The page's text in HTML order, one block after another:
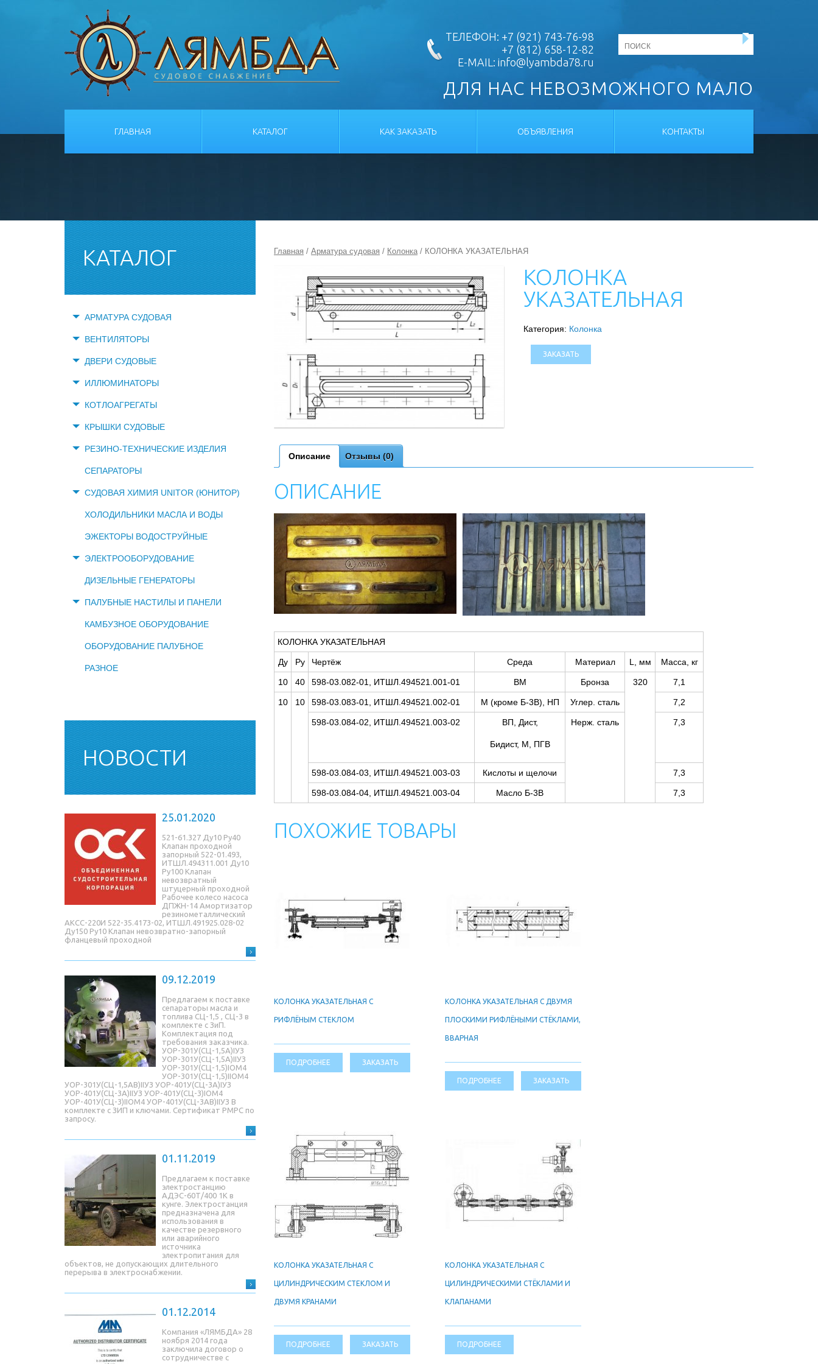
ТЕЛЕФОН: +7 (921) 743-76-98
+7 (812) 658-12-82
E-MAIL: info@lyambda78.ru
ДЛЯ НАС НЕВОЗМОЖНОГО МАЛО
ГЛАВНАЯ КАТАЛОГ КАК ЗАКАЗАТЬ ОБЪЯВЛЕНИЯ КОНТАКТЫ
КАТАЛОГ
АРМАТУРА СУДОВАЯ
ВЕНТИЛЯТОРЫ
ДВЕРИ СУДОВЫЕ
ИЛЛЮМИНАТОРЫ
КОТЛОАГРЕГАТЫ
КРЫШКИ СУДОВЫЕ
РЕЗИНО-ТЕХНИЧЕСКИЕ ИЗДЕЛИЯ
СЕПАРАТОРЫ
СУДОВАЯ ХИМИЯ UNITOR (ЮНИТОР)
ХОЛОДИЛЬНИКИ МАСЛА И ВОДЫ
ЭЖЕКТОРЫ ВОДОСТРУЙНЫЕ
ЭЛЕКТРООБОРУДОВАНИЕ
ДИЗЕЛЬНЫЕ ГЕНЕРАТОРЫ
ПАЛУБНЫЕ НАСТИЛЫ И ПАНЕЛИ
КАМБУЗНОЕ ОБОРУДОВАНИЕ
ОБОРУДОВАНИЕ ПАЛУБНОЕ
РАЗНОЕ
НОВОСТИ
25.01.2020
521-61.327 Ду10 Ру40
Клапан проходной
запорный 522-01.493,
ИТШЛ.494311.001 Ду10
Ру100 Клапан
невозвратный
штуцерный проходной
Рабочее колесо насоса
ДПЖН-14 Амортизатор
резинометаллический
АКСС-220И 522-35.4173-02, ИТШЛ.491925.028-02
Ду150 Ру10 Клапан невозвратно-запорный
фланцевый проходной
09.12.2019
Предлагаем к поставке
сепараторы масла и
топлива СЦ-1,5 , СЦ-3 в
комплекте с ЗиП.
Комплектация под
требования заказчика.
УОР-301У(СЦ-1,5A)IУЗ
УОР-301У(СЦ-1,5A)IIУЗ
УОР-301У(СЦ-1,5)IОМ4
УОР-301У(СЦ-1,5)IIОМ4
УОР-301У(СЦ-1,5AB)IIУЗ УОР-401У(СЦ-3A)IУЗ
УОР-401У(СЦ-3A)IIУЗ УОР-401У(СЦ-3)IОМ4
УОР-401У(СЦ-3)IIОМ4 УОР-401У(СЦ-3AB)IIУЗ В
комплекте с ЗИП и ключами. Сертификат РМРС по
запросу.
01.11.2019
Предлагаем к поставке
электростанцию
АДЭС-60Т/400 1К в
кунге. Электростанция
предназначена для
использования в
качестве резервного
или аварийного
источника
электропитания для
объектов, не допускающих длительного
перерыва в электроснабжении.
01.12.2014
Компания «ЛЯМБДА» 28
ноября 2014 года
заключила договор о
сотрудничестве с
Главная / Арматура судовая / Колонка / КОЛОНКА УКАЗАТЕЛЬНАЯ
КОЛОНКА
УКАЗАТЕЛЬНАЯ
Категория: Колонка
ЗАКАЗАТЬ
Описание Отзывы (0)
ОПИСАНИЕ
КОЛОНКА УКАЗАТЕЛЬНАЯ
Ду Ру Чертёж Среда Материал L, мм Масса, кг
10 40 598-03.082-01, ИТШЛ.494521.001-01 ВМ Бронза 320 7,1
10 10 598-03.083-01, ИТШЛ.494521.002-01 М (кроме Б-3В), НП Углер. сталь 7,2
598-03.084-02, ИТШЛ.494521.003-02 ВП, Дист,
Бидист, М, ПГВ
Нерж. сталь 7,3
598-03.084-03, ИТШЛ.494521.003-03 Кислоты и щелочи 7,3
598-03.084-04, ИТШЛ.494521.003-04 Масло Б-3В 7,3
ПОХОЖИЕ ТОВАРЫ
КОЛОНКА УКАЗАТЕЛЬНАЯ С
РИФЛЁНЫМ СТЕКЛОМ
ПОДРОБНЕЕ ЗАКАЗАТЬ
КОЛОНКА УКАЗАТЕЛЬНАЯ С ДВУМЯ
ПЛОСКИМИ РИФЛЁНЫМИ СТЁКЛАМИ,
ВВАРНАЯ
ПОДРОБНЕЕ ЗАКАЗАТЬ
КОЛОНКА УКАЗАТЕЛЬНАЯ С
ЦИЛИНДРИЧЕСКИМ СТЕКЛОМ И
ДВУМЯ КРАНАМИ
ПОДРОБНЕЕ ЗАКАЗАТЬ
КОЛОНКА УКАЗАТЕЛЬНАЯ С
ЦИЛИНДРИЧЕСКИМИ СТЁКЛАМИ И
КЛАПАНАМИ
ПОДРОБНЕЕ